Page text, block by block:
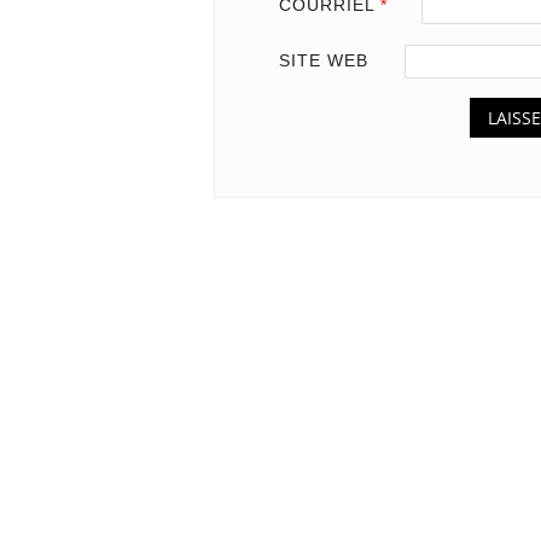
COURRIEL *
SITE WEB